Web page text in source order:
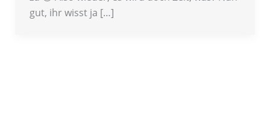
gut, ihr wisst ja […]